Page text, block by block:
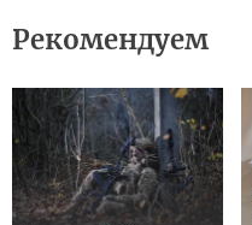
Рекомендуем